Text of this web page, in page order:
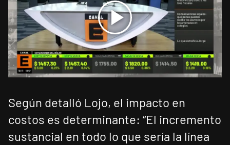
Según detalló Lojo, el impacto en
costos es determinante: “El incremento
sustancial en todo lo que sería la línea